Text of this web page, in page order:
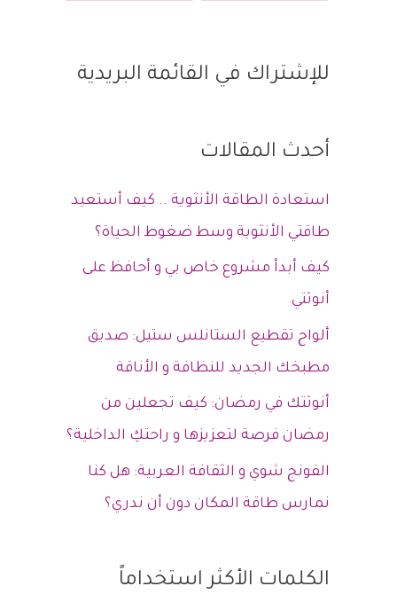
للإشتراك في القائمة البريدية
أحدث المقالات
استعادة الطاقة الأنثوية .. كيف أستعيد
طاقتي الأنثوية وسط ضغوط الحياة؟
كيف أبدأ مشروع خاص بي و أحافظ على
أنوثتي
ألواح تقطيع الستانلس ستيل: صديق
مطبخك الجديد للنظافة و الأناقة
أنوثتك في رمضان: كيف تجعلين من
رمضان فرصة لتعزيزها و راحتكِ الداخلية؟
الفونج شوي و الثقافة العربية: هل كنا
نمارس طاقة المكان دون أن ندري؟
الكلمات الأكثر استخداماً